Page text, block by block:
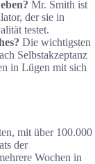
Mr. Smith ist
der sie in
testet.
Die wichtigsten
Selbstakzeptanz
in Lügen mit sich
mit über 100.000
der
Wochen in